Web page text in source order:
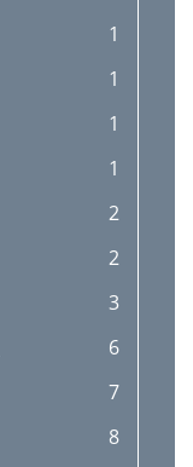
1
1
1
1
2
2
3
6
7
8